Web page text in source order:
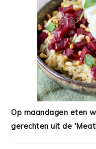
Op maandagen eten
gerechten uit de